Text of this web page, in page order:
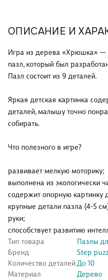
ОПИСАНИЕ И
Игра из дерева «Хрюшка»
пазл, который был
Пазл состоит из 9 деталей.
Яркая детская картинка
деталей, малышу точно
собирать.
Что полезного в игре?
развивает мелкую моторику;
выполнена из экологически
содержит опорную картинку
крупные детали пазла (4-5
руки;
способствует развитию
Тип товара
Пазлы
Бренд
Step
Количество деталейДо 10
Материал
Дерево